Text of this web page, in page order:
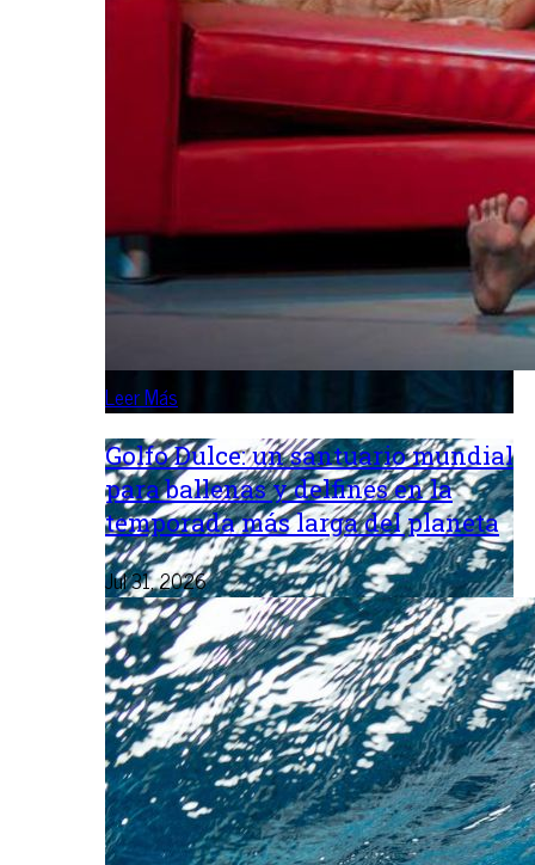
Leer Más
Golfo Dulce: un santuario mundial
para ballenas y delfines en la
temporada más larga del planeta
Jul 31, 2026